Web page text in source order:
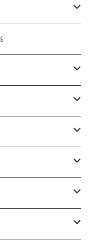
中
タグなし
タグなし
ァストブロンGR
糸｜タグなし
糸｜タグなし
プ）
タイプ）
せ品
）
鹸
こと